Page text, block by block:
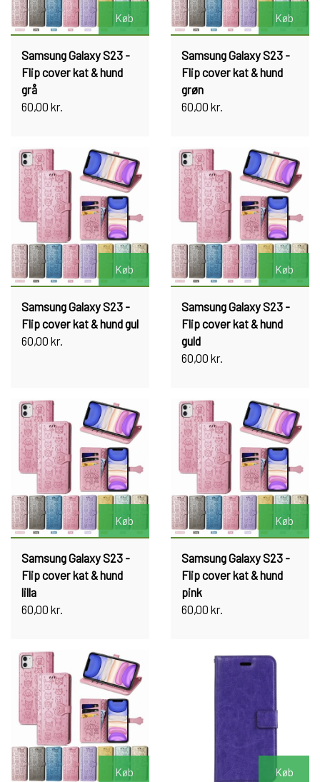
Køb
Samsung Galaxy S23 -
Flip cover kat & hund
grå
60,00 kr.
Køb
Samsung Galaxy S23 -
Flip cover kat & hund
grøn
60,00 kr.
Køb
Samsung Galaxy S23 -
Flip cover kat & hund gul
60,00 kr.
Køb
Samsung Galaxy S23 -
Flip cover kat & hund
guld
60,00 kr.
Køb
Samsung Galaxy S23 -
Flip cover kat & hund
lilla
60,00 kr.
Køb
Samsung Galaxy S23 -
Flip cover kat & hund
pink
60,00 kr.
Køb Køb